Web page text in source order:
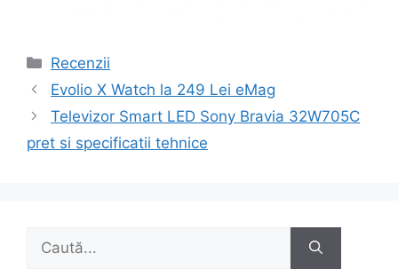
Categorii
Recenzii
Navigare
în
Evolio X Watch la 249 Lei eMag
Televizor Smart LED Sony Bravia 32W705C
pret si specificatii tehnice
Caută